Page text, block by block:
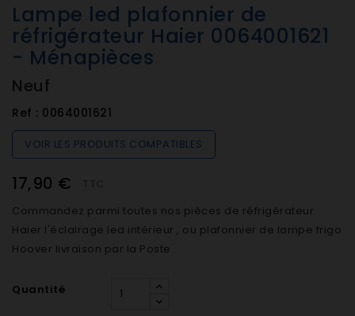
Lampe led plafonnier de
réfrigérateur Haier 0064001621
- Ménapièces
Neuf
Ref : 0064001621
VOIR LES PRODUITS COMPATIBLES
17,90 €
Commandez parmi toutes nos pièces de réfrigérateur
Haier l'éclairage led intérieur , ou plafonnier de lampe frigo
Hoover livraison par la Poste .
Quantité